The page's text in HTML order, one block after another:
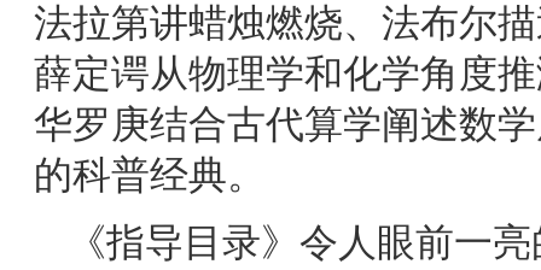
法拉第讲蜡烛燃烧、法布尔
薛定谔从物理学和化学角度
华罗庚结合古代算学阐述数
的科普经典。
《指导目录》令人眼前一